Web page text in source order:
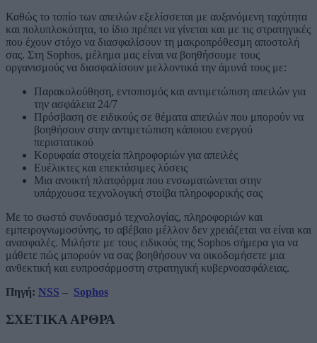
Καθώς το τοπίο των απειλών εξελίσσεται με αυξανόμενη ταχύτητα
και πολυπλοκότητα, το ίδιο πρέπει να γίνεται και με τις στρατηγικές
που έχουν στόχο να διασφαλίσουν τη μακροπρόθεσμη αποστολή
σας. Στη Sophos, μέλημα μας είναι να βοηθήσουμε τους
οργανισμούς να διασφαλίσουν μελλοντικά την άμυνά τους με:
Παρακολούθηση, εντοπισμός και αντιμετώπιση απειλών για
την ασφάλεια 24/7
Πρόσβαση σε ειδικούς σε θέματα απειλών που μπορούν να
βοηθήσουν στην αντιμετώπιση κάποιου ενεργού
περιστατικού
Κορυφαία στοιχεία πληροφοριών για απειλές
Ευέλικτες και επεκτάσιμες λύσεις
Μια ανοικτή πλατφόρμα που ενσωματώνεται στην
υπάρχουσα τεχνολογική στοίβα πληροφορικής σας
Με το σωστό συνδυασμό τεχνολογίας, πληροφοριών και
εμπειρογνωμοσύνης, το αβέβαιο μέλλον δεν χρειάζεται να είναι και
ανασφαλές. Μιλήστε με τους ειδικούς της Sophos σήμερα για να
μάθετε πώς μπορούν να σας βοηθήσουν να οικοδομήσετε μια
ανθεκτική και ευπροσάρμοστη στρατηγική κυβερνοασφάλειας.
Πηγή: NSS – Sophos
ΣΧΕΤΙΚΑ ΑΡΘΡΑ